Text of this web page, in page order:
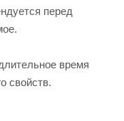
перед
время
свойств.